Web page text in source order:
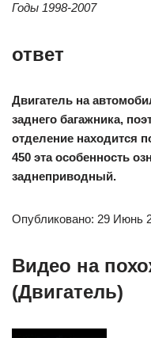
Годы 1998-2007
ответ
Двигатель на
заднего багажника,
отделение находится
450 эта особенность
заднеприводный.
Опубликовано: 29 Июнь
Видео на
(Двигатель)